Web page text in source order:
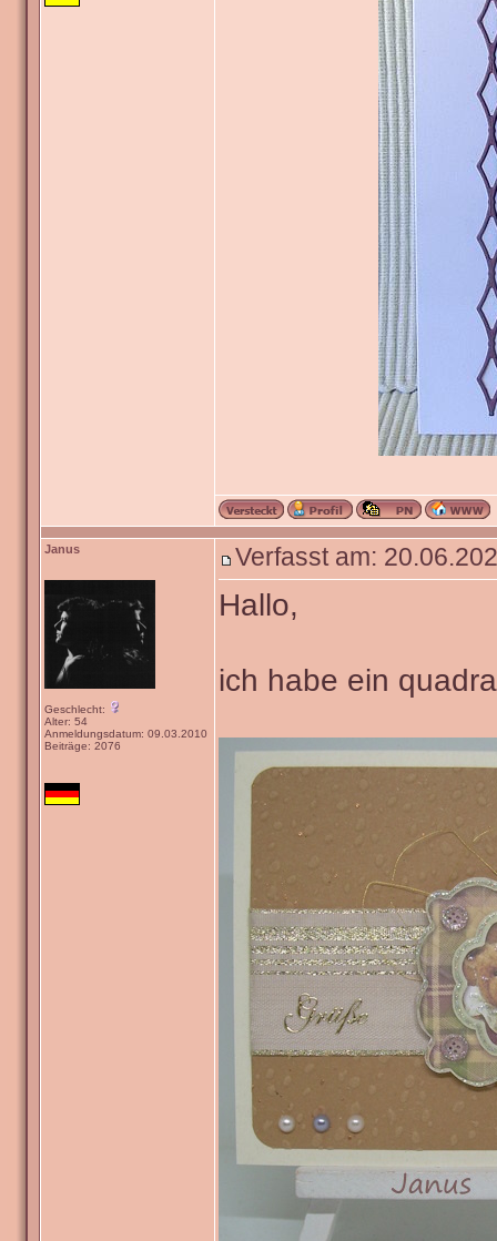
Janus
Geschlecht:
Alter: 54
Anmeldungsdatum: 09.03.2010
Beiträge: 2076
Verfasst am:
Hallo,
ich habe ein